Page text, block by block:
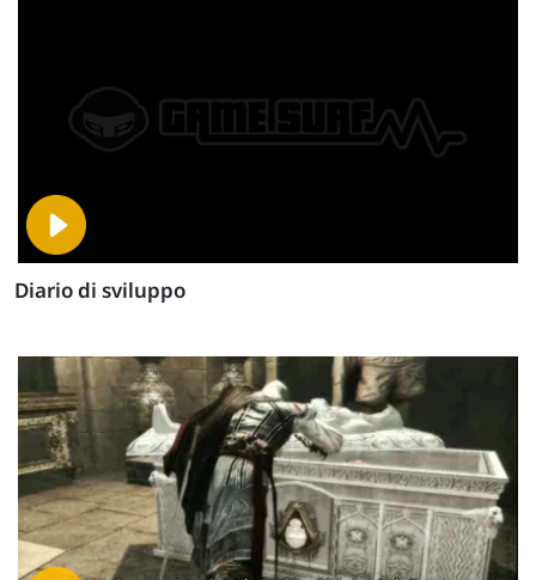
Diario di sviluppo